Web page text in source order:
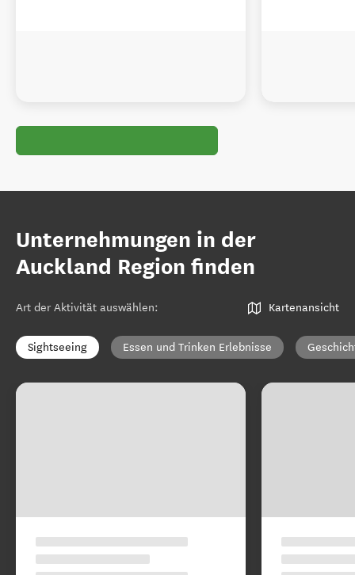
Unternehmungen in der
Auckland Region finden
Art der Aktivität auswählen: Kartenansicht
Sightseeing Essen und Trinken Erlebnisse